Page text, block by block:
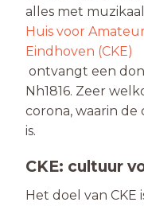
alles met
Huis voor
Eindhoven (CKE)
ontvangt een
Nh1816. Zeer
corona, waarin
is.
CKE: cultuur
Het doel van CKE